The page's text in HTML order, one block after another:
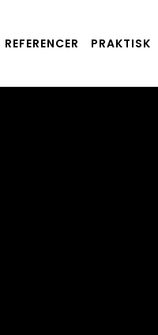
REFERENCER PRAKTISK